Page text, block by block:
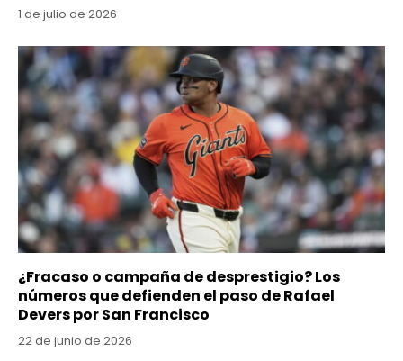
1 de julio de 2026
¿Fracaso o campaña de desprestigio? Los
números que defienden el paso de Rafael
Devers por San Francisco
22 de junio de 2026